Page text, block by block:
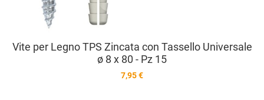
Vite per Legno TPS Zincata con Tassello Universale
ø 8 x 80 - Pz 15
7,95 €